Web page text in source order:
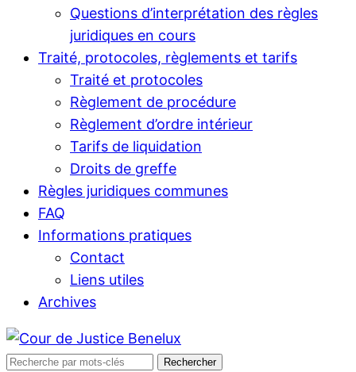
Questions d’interprétation des règles
juridiques en cours
Traité, protocoles, règlements et tarifs
Traité et protocoles
Règlement de procédure
Règlement d’ordre intérieur
Tarifs de liquidation
Droits de greffe
Règles juridiques communes
FAQ
Informations pratiques
Contact
Liens utiles
Archives
Rechercher : Rechercher